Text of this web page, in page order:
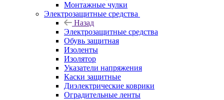
Монтажные чулки
Электрозащитные средства
Назад
Электрозащитные средства
Обувь защитная
Изоленты
Изолятор
Указатели напряжения
Каски защитные
Диэлектрические коврики
Оградительные ленты